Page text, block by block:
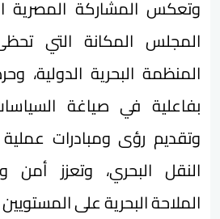
وتعكس المشاركة المصرية
المجلس المكانة التي
المنظمة البحرية الدولية،
بفاعلية في صياغة السياسات
وتقديم رؤى ومبادرات
النقل البحري، وتعزز أمن
الملاحة البحرية على